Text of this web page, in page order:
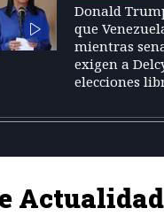
Donald
que
mientras
exigen a
elecciones
Actualidad